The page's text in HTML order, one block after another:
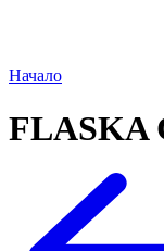
Начало
FLASKA